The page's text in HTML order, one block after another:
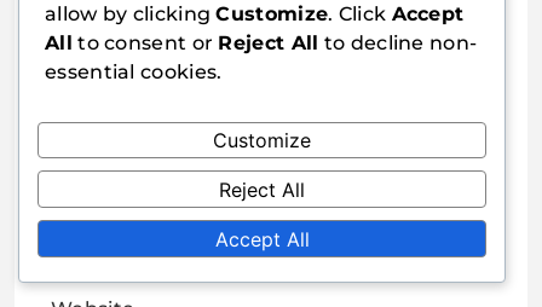
Name*
allow by clickingCustomize. Click Accept
All to consent or Reject All to decline non-
essential cookies.
Customize
Reject All
Accept All